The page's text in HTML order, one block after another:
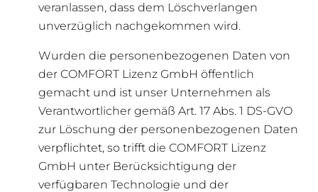
veranlassen, dass dem Löschverlangen
unverzüglich nachgekommen wird.
Wurden die personenbezogenen Daten von
der COMFORT Lizenz GmbH öffentlich
gemacht und ist unser Unternehmen als
Verantwortlicher gemäß Art. 17 Abs. 1 DS-GVO
zur Löschung der personenbezogenen Daten
verpflichtet, so trifft die COMFORT Lizenz
GmbH unter Berücksichtigung der
verfügbaren Technologie und der